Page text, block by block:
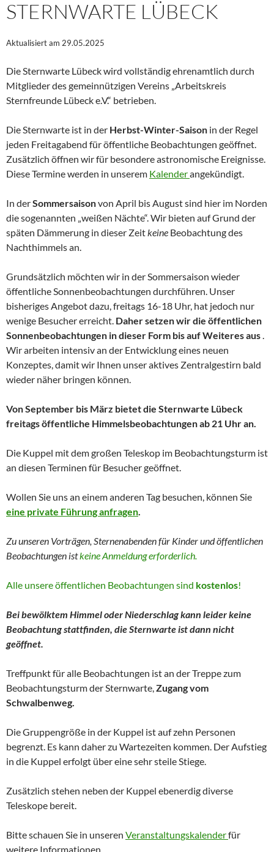
STERNWARTE LÜBECK
Aktualisiert am 29.05.2025
Die Sternwarte Lübeck wird vollständig ehrenamtlich durch
Mitglieder des gemeinnützigen Vereins „Arbeitskreis
Sternfreunde Lübeck e.V.“ betrieben.
Die Sternwarte ist in der Herbst-Winter-Saison in der Regel
jeden Freitagabend für öffentliche Beobachtungen geöffnet.
Zusätzlich öffnen wir für besondere astronomische Ereignisse.
Diese Termine werden in unserem Kalenderangekündigt.
In derSommersaisonvon April bis August sind hier im Norden
die sogenannten „weißen Nächte“. Wir bieten auf Grund der
späten Dämmerung in dieser Zeitkeine Beobachtung des
Nachthimmels an.
Grundsätzlich möchten wir in der Sommersaison wieder
öffentliche Sonnenbeobachtungen durchführen. Unser
bisheriges Angebot dazu, freitags 16-18 Uhr, hat jedoch nur
wenige Besucher erreicht. Daher setzen wir die öffentlichen
Sonnenbeobachtungen in dieser Form bis auf Weiteres aus.
Wir arbeiten intensiv an der Entwicklung eines neuen
Konzeptes, damit wir Ihnen unser aktives Zentralgestirn bald
wieder näher bringen können.
Von September bis März bietet die Sternwarte Lübeck
freitags öffentliche Himmelsbeobachtungen ab 21 Uhr an.
Die Kuppel mit dem großen Teleskop im Beobachtungsturm ist
an diesen Terminen für Besucher geöffnet.
Wollen Sie uns an einem anderen Tag besuchen, können Sie
eine private Führung anfragen.
Zu unseren Vorträgen, Sternenabenden für Kinder undöffentlichen
Beobachtungen istkeine Anmeldung erforderlich.
Alle unsere öffentlichen Beobachtungen sind kostenlos!
Bei bewölktem Himmel oder Niederschlag kann leider keine
Beobachtung stattfinden, die Sternwarte ist dann nicht
geöffnet.
Treffpunkt für alle Beobachtungen ist an der Treppe zum
Beobachtungsturm der Sternwarte,Zugang vom
Schwalbenweg.
Die Gruppengröße in der Kuppel ist auf zehn Personen
begrenzt. Es kann daher zu Wartezeiten kommen. Der Aufstieg
in die Kuppel erfolgt über eine sehr steile Stiege.
Zusätzlich stehen neben der Kuppel ebenerdig diverse
Teleskope bereit.
Bitte schauen Sie in unseren Veranstaltungskalenderfür
weitere Informationen.